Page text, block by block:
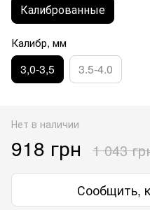
Калиброванные
Калибр, мм
3,0-3,5 3.5-4.0
Нет в наличии
918 грн 1 043
Сообщить,